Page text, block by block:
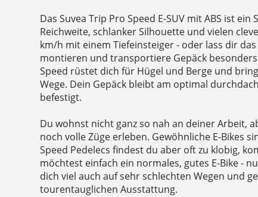
Das Suvea Trip Pro Speed E-SUV mit ABS ist
Reichweite, schlanker Silhouette und vielen
km/h mit einem Tiefeinsteiger - oder lass dir
montieren und transportiere Gepäck besonders
Speed rüstet dich für Hügel und Berge und
Wege. Dein Gepäck bleibt am optimal
befestigt.
Du wohnst nicht ganz so nah an deiner Arbeit,
noch volle Züge erleben. Gewöhnliche E-Bikes
Speed Pedelecs findest du aber oft zu klobig,
möchtest einfach ein normales, gutes E-Bike -
dich viel auch auf sehr schlechten Wegen und
tourentauglichen Ausstattung.